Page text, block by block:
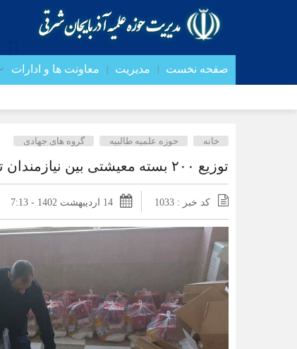
صفحه نخست مدیریت معاونت ها و ادارات
خانه حوزه علمیه طالبیه گروه های جهادی
توزیع ۲۰۰ بسته معیشتی بین نیازمندان تبریزی
کد خبر : 1033 14 اردیبهشت 1402 - 7:13